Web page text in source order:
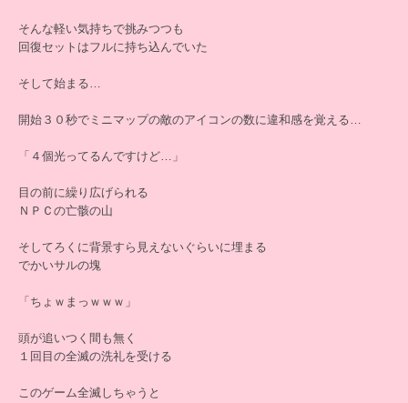
そんな軽い気持ちで挑みつつも
回復セットはフルに持ち込んでいた
そして始まる…
開始３０秒でミニマップの敵のアイコンの数に違和感を覚える…
「４個光ってるんですけど…」
目の前に繰り広げられる
ＮＰＣの亡骸の山
そしてろくに背景すら見えないぐらいに埋まる
でかいサルの塊
「ちょｗまっｗｗｗ」
頭が追いつく間も無く
１回目の全滅の洗礼を受ける
このゲーム全滅しちゃうと